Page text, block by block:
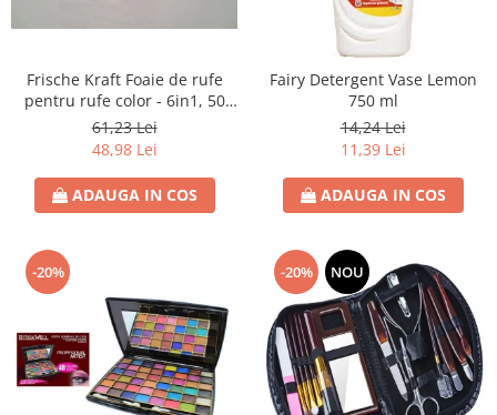
Frische Kraft Foaie de rufe
pentru rufe color - 6in1, 50
foite
61,23 Lei
48,98 Lei
ADAUGA IN COS
Fairy Detergent Vase Lemon
750 ml
14,24 Lei
11,39 Lei
ADAUGA IN COS
-20% -20% NOU